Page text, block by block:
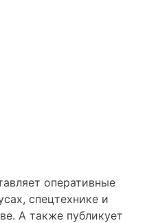
оперативные
спецтехнике и
А также публикует